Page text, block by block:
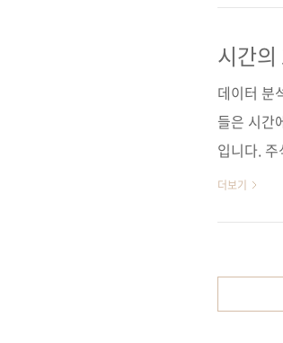
다양한
나다순)
시간
데이터 분
들은 시간
입니다.
시간이라
치 탐지:
더보기